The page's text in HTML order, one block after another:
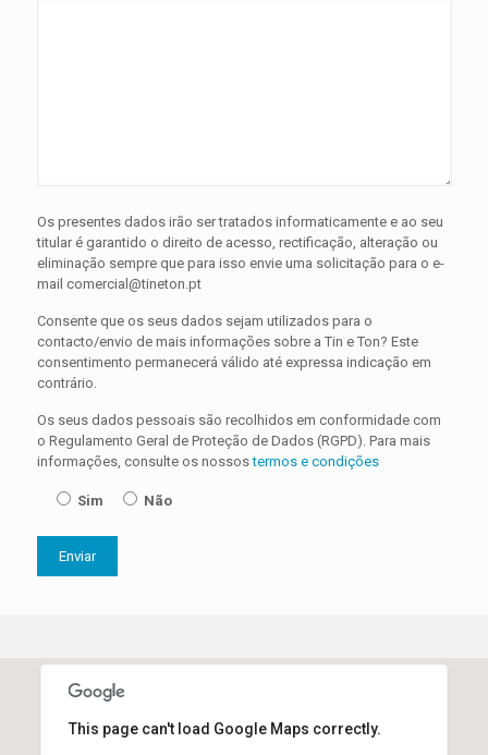
Os presentes dados irão ser tratados informaticamente e ao seu
titular é garantido o direito de acesso, rectificação, alteração ou
eliminação sempre que para isso envie uma solicitação para o e-
mail comercial@tineton.pt
Consente que os seus dados sejam utilizados para o
contacto/envio de mais informações sobre a Tin e Ton? Este
consentimento permanecerá válido até expressa indicação em
contrário.
Os seus dados pessoais são recolhidos em conformidade com
o Regulamento Geral de Proteção de Dados (RGPD). Para mais
informações, consulte os nossostermos e condições
Sim Não
This page can't load Google Maps correctly.